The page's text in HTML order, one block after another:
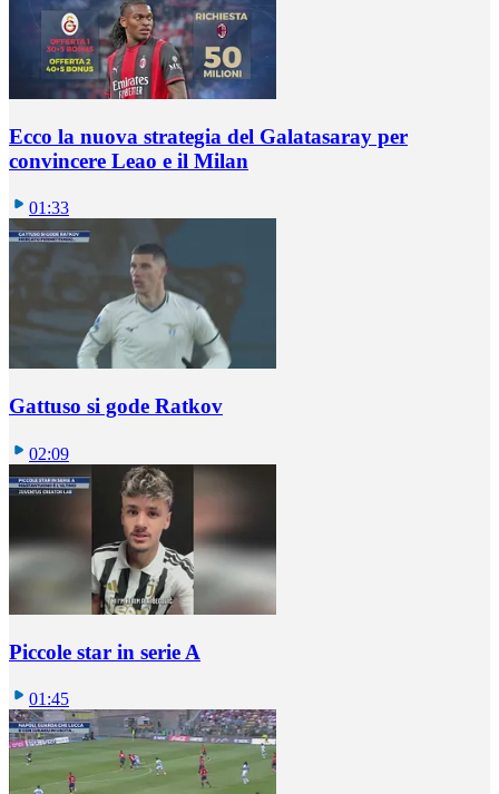
Ecco la nuova strategia del Galatasaray per
convincere Leao e il Milan
01:33
Gattuso si gode Ratkov
02:09
Piccole star in serie A
01:45